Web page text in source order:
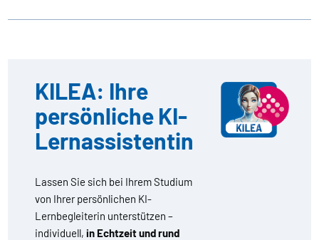
KILEA: Ihre
persönliche KI-
Lernassistentin
Lassen Sie sich bei Ihrem Studium
von Ihrer persönlichen KI-
Lernbegleiterin unterstützen –
individuell, in Echtzeit und rund